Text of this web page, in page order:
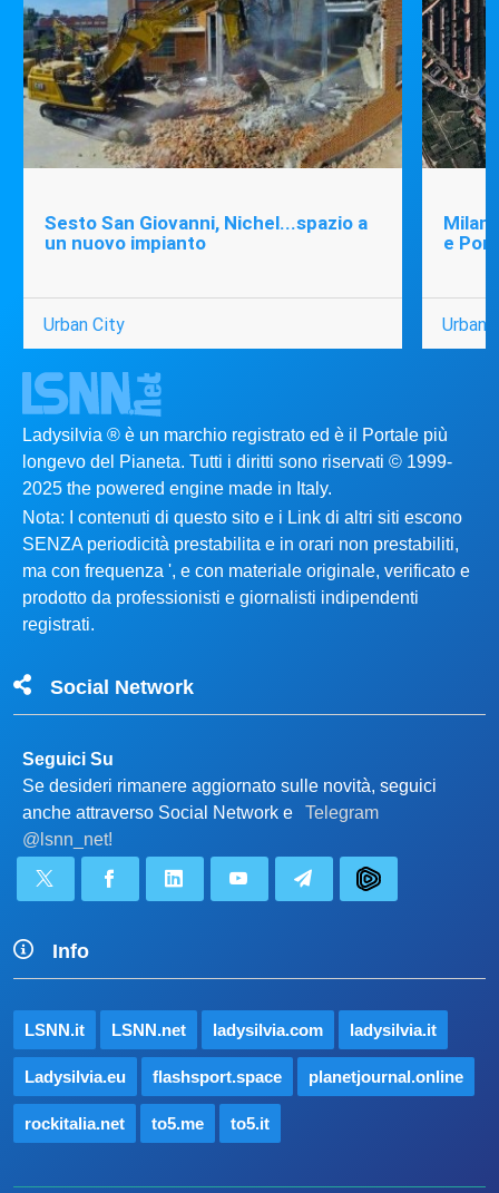
Sesto San Giovanni, Nichel...spazio a
un nuovo impianto
Urban City
e
Urban
Ladysilvia ® è un marchio registrato ed è il Portale più
longevo del Pianeta. Tutti i diritti sono riservati © 1999-
2025 the powered engine made in Italy.
Nota: I contenuti di questo sito e i Link di altri siti escono
SENZA periodicità prestabilita e in orari non prestabiliti,
ma con frequenza ', e con materiale originale, verificato e
prodotto da professionisti e giornalisti indipendenti
registrati.
Social Network
Seguici Su
Se desideri rimanere aggiornato sulle novità, seguici
anche attraverso Social Network e
Telegram
@lsnn_net!
Info
LSNN.it LSNN.net ladysilvia.com ladysilvia.it
Ladysilvia.eu flashsport.space planetjournal.online
rockitalia.net to5.me to5.it